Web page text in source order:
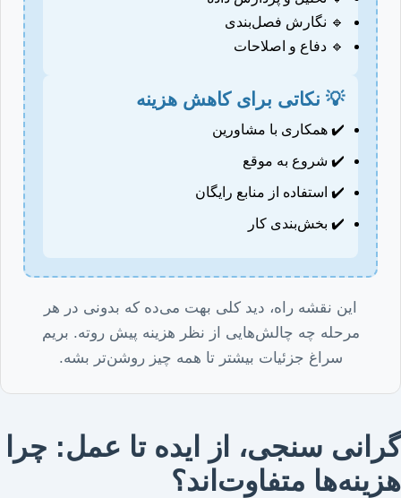
🔹 نگارش فصل‌بندی
🔹 دفاع و اصلاحات
💡 نکاتی برای کاهش هزینه
✔️ همکاری با مشاورین
✔️ شروع به موقع
✔️ استفاده از منابع رایگان
✔️ بخش‌بندی کار
این نقشه راه، دید کلی بهت می‌ده که بدونی در هر
مرحله چه چالش‌هایی از نظر هزینه پیش روته. بریم
سراغ جزئیات بیشتر تا همه چیز روشن‌تر بشه.
گرانی سنجی، از ایده تا عمل: چرا
هزینه‌ها متفاوت‌اند؟